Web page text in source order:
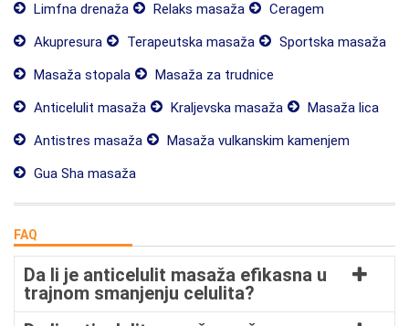
Limfna drenaža Relaks masaža
Ceragem
Akupresura
Terapeutska masaža
Sportska masaža
Masaža stopala
Masaža za trudnice
Anticelulit masaža
Kraljevska masaža
Masaža lica
Antistres masaža
Masaža vulkanskim kamenjem
Gua Sha masaža
FAQ
Da li je anticelulit masaža efikasna u
trajnom smanjenju celulita?